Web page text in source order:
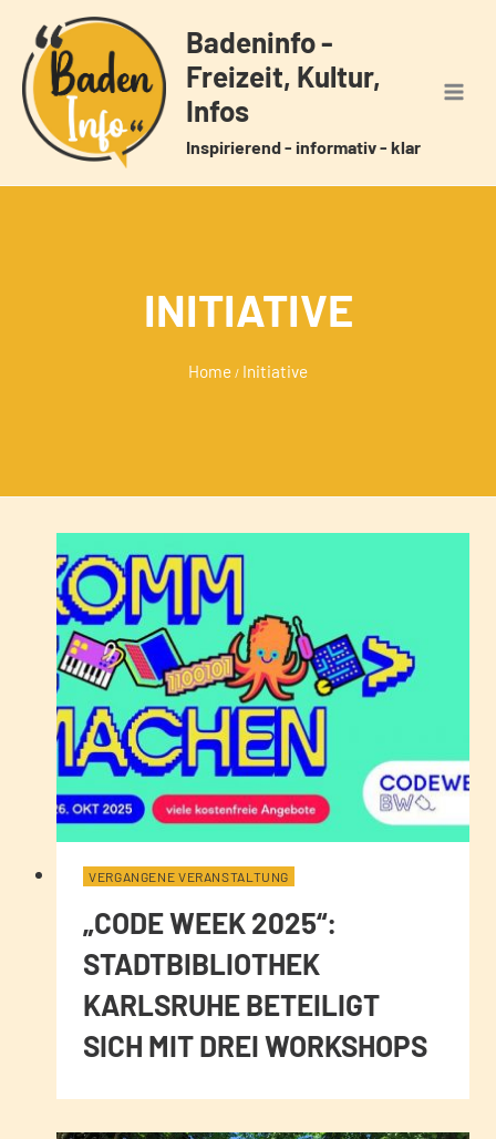
Inhalt
springen
Badeninfo -
Freizeit, Kultur,
Infos
Inspirierend - informativ - klar
INITIATIVE
Home / Initiative
VERGANGENE VERANSTALTUNG
„CODE WEEK 2025“:
STADTBIBLIOTHEK
KARLSRUHE BETEILIGT
SICH MIT DREI WORKSHOPS